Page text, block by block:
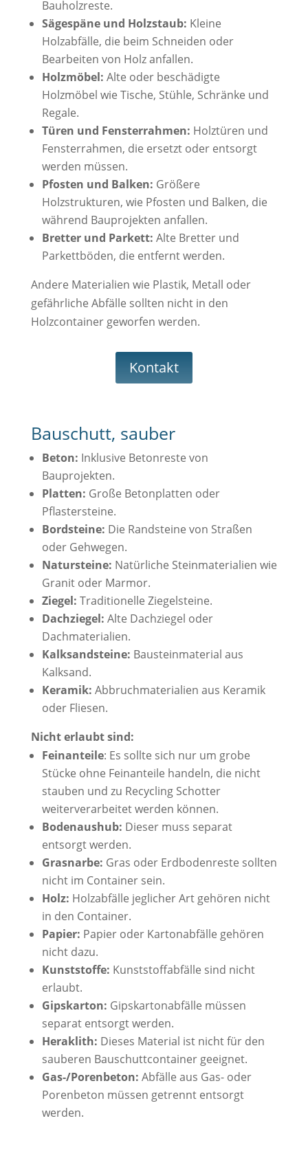
Bauholzreste.
Sägespäne und Holzstaub: Kleine
Holzabfälle, die beim Schneiden oder
Bearbeiten von Holz anfallen.
Holzmöbel: Alte oder beschädigte
Holzmöbel wie Tische, Stühle, Schränke und
Regale.
Türen und Fensterrahmen: Holztüren und
Fensterrahmen, die ersetzt oder entsorgt
werden müssen.
Pfosten und Balken: Größere
Holzstrukturen, wie Pfosten und Balken, die
während Bauprojekten anfallen.
Bretter und Parkett: Alte Bretter und
Parkettböden, die entfernt werden.
Andere Materialien wie Plastik, Metall oder
gefährliche Abfälle sollten nicht in den
Holzcontainer geworfen werden.
Kontakt
Bauschutt, sauber
Beton: Inklusive Betonreste von
Bauprojekten.
Platten: Große Betonplatten oder
Pflastersteine.
Bordsteine: Die Randsteine von Straßen
oder Gehwegen.
Natursteine: Natürliche Steinmaterialien wie
Granit oder Marmor.
Ziegel: Traditionelle Ziegelsteine.
Dachziegel: Alte Dachziegel oder
Dachmaterialien.
Kalksandsteine: Bausteinmaterial aus
Kalksand.
Keramik: Abbruchmaterialien aus Keramik
oder Fliesen.
Nicht erlaubt sind:
Feinanteile: Es sollte sich nur um grobe
Stücke ohne Feinanteile handeln, die nicht
stauben und zu Recycling Schotter
weiterverarbeitet werden können.
Bodenaushub: Dieser muss separat
entsorgt werden.
Grasnarbe: Gras oder Erdbodenreste sollten
nicht im Container sein.
Holz: Holzabfälle jeglicher Art gehören nicht
in den Container.
Papier: Papier oder Kartonabfälle gehören
nicht dazu.
Kunststoffe: Kunststoffabfälle sind nicht
erlaubt.
Gipskarton: Gipskartonabfälle müssen
separat entsorgt werden.
Heraklith: Dieses Material ist nicht für den
sauberen Bauschuttcontainer geeignet.
Gas-/Porenbeton: Abfälle aus Gas- oder
Porenbeton müssen getrennt entsorgt
werden.